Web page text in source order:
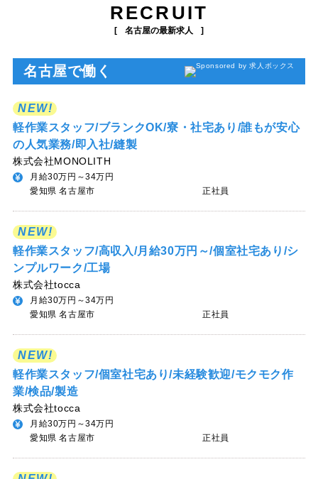
RECRUIT
名古屋の最新求人
名古屋で働く
NEW!
軽作業スタッフ/ブランクOK/寮・社宅あり/誰もが安心
の人気業務/即入社/縫製
株式会社MONOLITH
月給30万円～34万円
愛知県 名古屋市
正社員
NEW!
軽作業スタッフ/高収入/月給30万円～/個室社宅あり/シ
ンプルワーク/工場
株式会社tocca
月給30万円～34万円
愛知県 名古屋市
正社員
NEW!
軽作業スタッフ/個室社宅あり/未経験歓迎/モクモク作
業/検品/製造
株式会社tocca
月給30万円～34万円
愛知県 名古屋市
正社員